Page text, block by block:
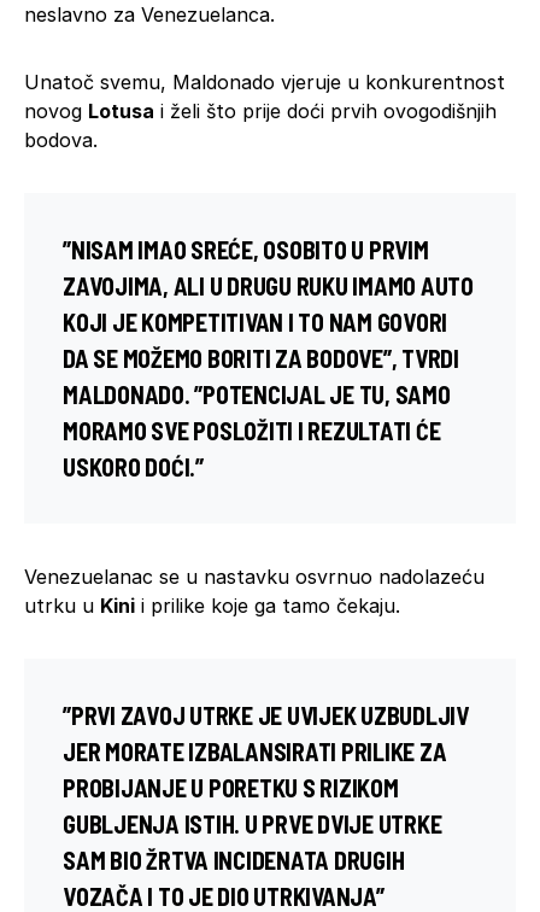
neslavno za Venezuelanca.
Unatoč svemu, Maldonado vjeruje u konkurentnost
novog Lotusa i želi što prije doći prvih ovogodišnjih
bodova.
”NISAM IMAO SREĆE, OSOBITO U PRVIM
ZAVOJIMA, ALI U DRUGU RUKU IMAMO AUTO
KOJI JE KOMPETITIVAN I TO NAM GOVORI
DA SE MOŽEMO BORITI ZA BODOVE”, TVRDI
MALDONADO. ”POTENCIJAL JE TU, SAMO
MORAMO SVE POSLOŽITI I REZULTATI ĆE
USKORO DOĆI.”
Venezuelanac se u nastavku osvrnuo nadolazeću
utrku u Kini i prilike koje ga tamo čekaju.
”PRVI ZAVOJ UTRKE JE UVIJEK UZBUDLJIV
JER MORATE IZBALANSIRATI PRILIKE ZA
PROBIJANJE U PORETKU S RIZIKOM
GUBLJENJA ISTIH. U PRVE DVIJE UTRKE
SAM BIO ŽRTVA INCIDENATA DRUGIH
VOZAČA I TO JE DIO UTRKIVANJA”